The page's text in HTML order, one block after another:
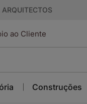
ao Cliente
Construções